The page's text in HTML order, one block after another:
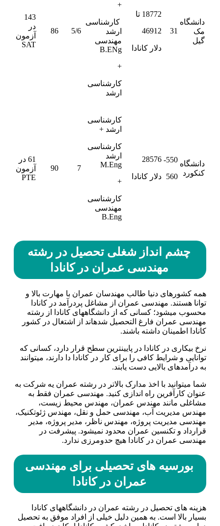
دانشگاه
مک
گیل
31
18772 تا
46912
دلار کانادا
+
کارشناسی
ارشد
مهندسی
B.ENg
+
کارشناسی
ارشد
5/6
86
143
در
آزمون
SAT
دانشگاه
کنکورد
550-
560
28576
دلار کانادا
کارشناسی
ارشد +
کارشناسی
ارشد
M.Eng
+
کارشناسی
مهندسی
B.Eng
7
90
61 در
آزمون
PTE
چشم انداز شغلی تحصیل در رشته
مهندسی عمران در کانادا
همه کشورهای دنیا طالب مهندسان عمران با مهارت بالا و
توانا هستند. مهندسی عمران از مشاغل پردرآمد در کانادا
محسوب می­شود؛ کسانی که از دانشگاه­های کانادا از رشته
مهندسی عمران فارغ التحصیل شده­اند از اشتغال در کشور
کانادا اطمینان داشته باشند.
نرخ بیکاری در کانادا در پایین­ترین سطح قرار دارد، کسانی که
توانایی و شرایط کافی را برای کار در کانادا دا دارند، می­توانند
به درآمدهای بالایی دست یابند.
شما می­توانید با اخذ مدارک بالاتر در رشته عمران یه شرکت به
عنوان کارآفرین راه اندازی کنید. مهندسی عمران فقط به
مشاغلی مانند مهندس عمران، مهندس محیط زیست،
مهندس مدیریت آب، مهندسی حمل و نقل، مهندس ژئوتکنیک،
مهندسی مدیریت پروژه، مهندس ناظر، مدیر پروژه، مدیر
قرارداد و تکنسین عمران محدود نمی­شود. پیشرفت در
مهندسی عمران در کانادا هیچ حدومرزی ندارد.
بورسیه های تحصیلی برای مهندسی
عمران در کانادا
هزینه های تحصیل در رشته عمران در دانشگاه­های کانادا
بسیار بالا است. به همین دلیل خیلی از افراد موفق به تحصیل